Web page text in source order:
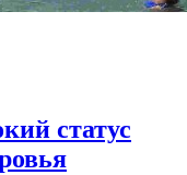
статус